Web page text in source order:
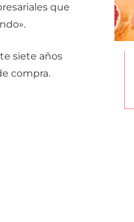
que
siete años
compra.